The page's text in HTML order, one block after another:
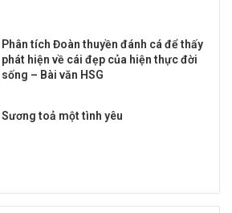
Phân tích Đoàn thuyền đánh cá để thấy
phát hiện về cái đẹp của hiện thực đời
sống – Bài văn HSG
Sương toả một tình yêu